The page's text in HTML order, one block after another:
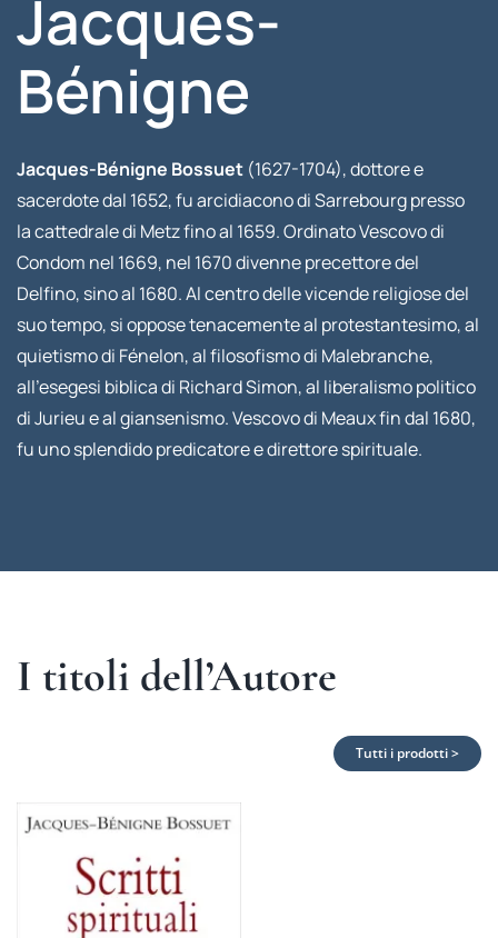
Jacques-
Bénigne
Jacques-Bénigne Bossuet(1627-1704), dottore e
sacerdote dal 1652, fu arcidiacono di Sarrebourg presso
la cattedrale di Metz fino al 1659. Ordinato Vescovo di
Condom nel 1669, nel 1670 divenne precettore del
Delfino, sino al 1680. Al centro delle vicende religiose del
suo tempo, si oppose tenacemente al protestantesimo, al
quietismo di Fénelon, al filosofismo di Malebranche,
all’esegesi biblica di Richard Simon, al liberalismo politico
di Jurieu e al giansenismo. Vescovo di Meaux fin dal 1680,
fu uno splendido predicatore e direttore spirituale.
I titoli dell’Autore
Tutti i prodotti >